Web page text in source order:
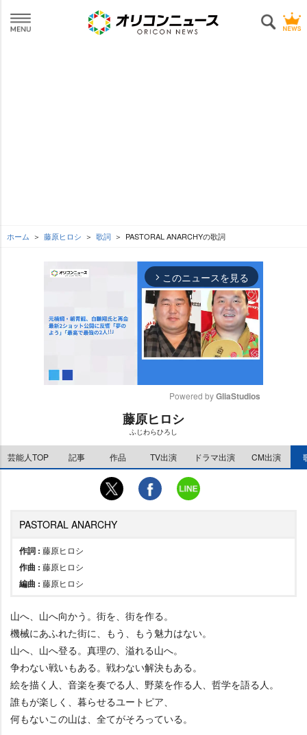
ホーム 藤原ヒロシ 歌詞 PASTORAL ANARCHYの歌詞
arrow_forward_ios このニュースを見る
e
Powered by GliaStudios
藤原ヒロシ
ふじわらひろし
芸能人TOP 記事 作品 TV出演 ドラマ出演 CM出演
PASTORAL ANARCHY
作詞 : 藤原ヒロシ
作曲 : 藤原ヒロシ
編曲 : 藤原ヒロシ
山へ、山へ向かう。街を、街を作る。
機械にあふれた街に、もう、もう魅力はない。
山へ、山へ登る。真理の、溢れる山へ。
争わない戦いもある。戦わない解決もある。
絵を描く人、音楽を奏でる人、野菜を作る人、哲学を語る人。
誰もが楽しく、暮らせるユートピア、
何もないこの山は、全てがそろっている。